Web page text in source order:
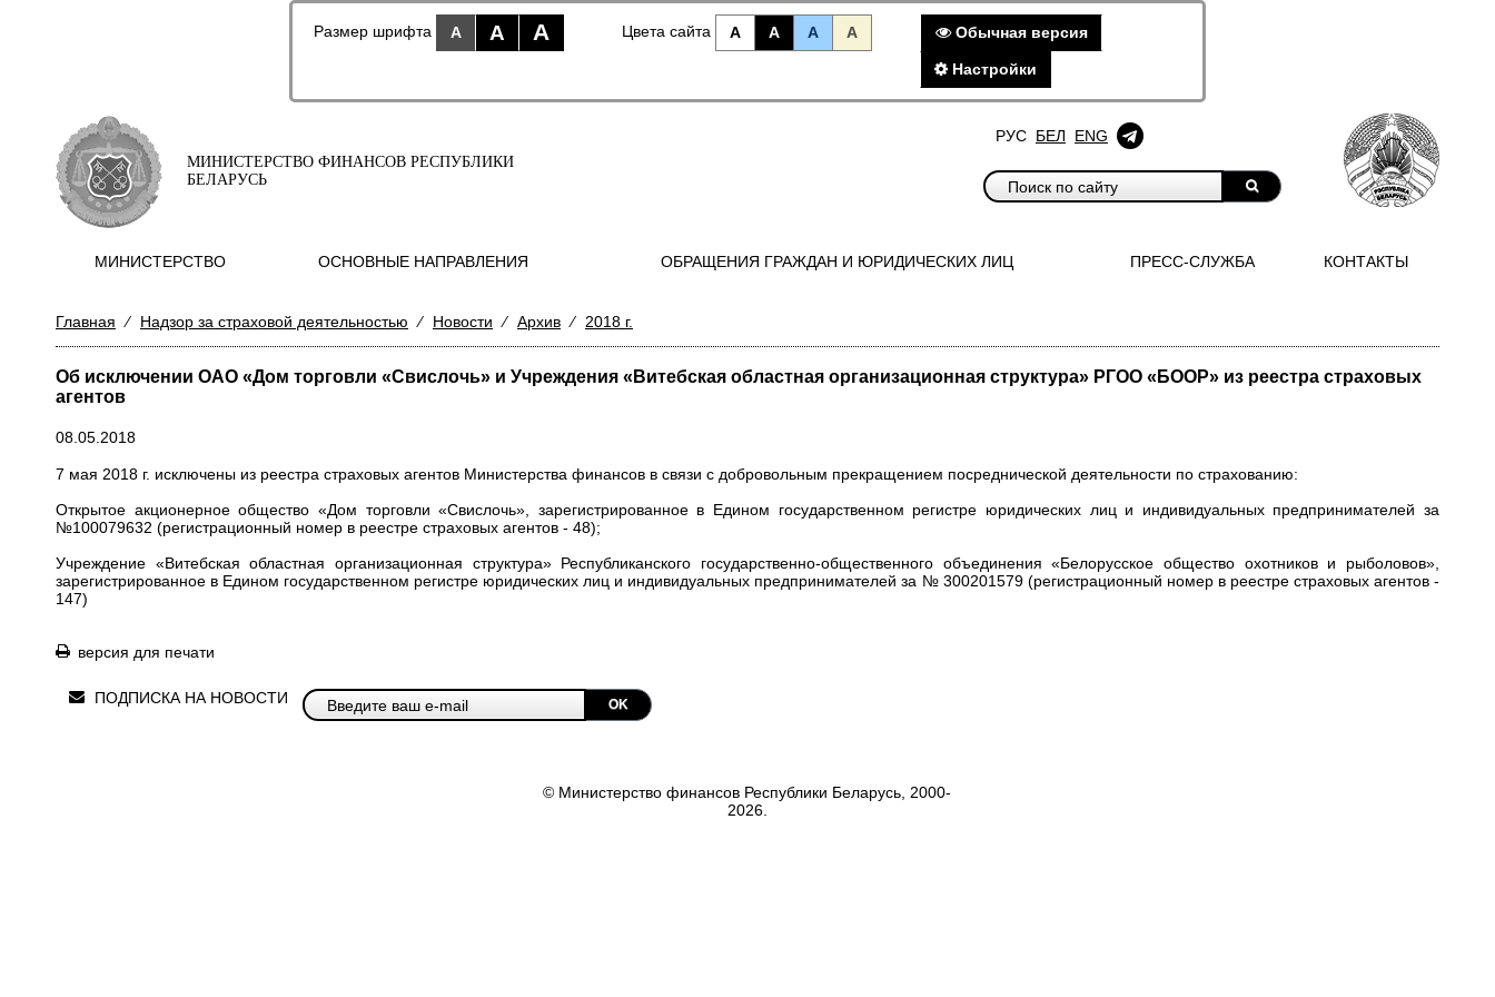
Размер шрифта A A A Цвета сайта A A A A Обычная версия
Настройки
МИНИСТЕРСТВО ФИНАНСОВ РЕСПУБЛИКИ
БЕЛАРУСЬ
РУС БЕЛ ENG
МИНИСТЕРСТВО ОСНОВНЫЕ НАПРАВЛЕНИЯ ОБРАЩЕНИЯ ГРАЖДАН И ЮРИДИЧЕСКИХ ЛИЦ ПРЕСС-СЛУЖБА КОНТАКТЫ
Главная ⁄ Надзор за страховой деятельностью ⁄ Новости ⁄ Архив ⁄ 2018 г.
Об исключении ОАО «Дом торговли «Свислочь» и Учреждения «Витебская областная организационная структура» РГОО «БООР» из реестра страховых
агентов
08.05.2018
7 мая 2018 г. исключены из реестра страховых агентов Министерства финансов в связи с добровольным прекращением посреднической деятельности по страхованию:
Открытое акционерное общество «Дом торговли «Свислочь», зарегистрированное в Едином государственном регистре юридических лиц и индивидуальных предпринимателей за
№100079632 (регистрационный номер в реестре страховых агентов - 48);
Учреждение «Витебская областная организационная структура» Республиканского государственно-общественного объединения «Белорусское общество охотников и рыболовов»,
зарегистрированное в Едином государственном регистре юридических лиц и индивидуальных предпринимателей за № 300201579 (регистрационный номер в реестре страховых агентов -
147)
версия для печати
ПОДПИСКА НА НОВОСТИ OK
© Министерство финансов Республики Беларусь, 2000-
2026.